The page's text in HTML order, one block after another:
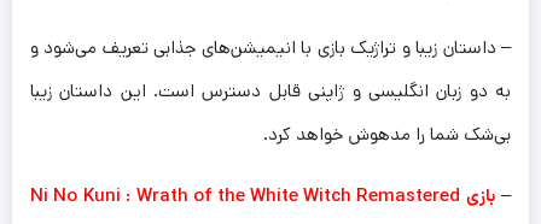
– داستان زیبا و تراژیک بازی با انیمیشن‌های جذابی تعریف می‌شود و
به دو زبان انگلیسی و ژاپنی قابل دسترس است. این داستان زیبا
بی‌شک شما را مدهوش خواهد کرد.
– بازی Ni No Kuni : Wrath of the White Witch Remastered